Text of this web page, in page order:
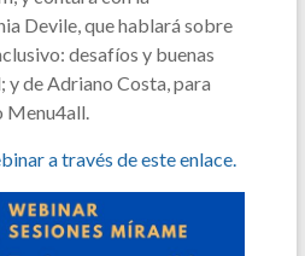
Devile, que hablará sobre
desafíos y buenas
de Adriano Costa, para
Menu4all.
a través de este enlace.